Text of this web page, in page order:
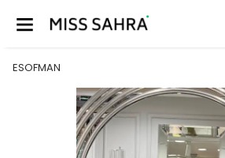
ESOFMAN